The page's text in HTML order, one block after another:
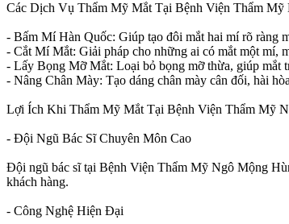
Các Dịch Vụ Thẩm Mỹ Mắt Tại Bệnh Viện Thẩm Mỹ
- Bấm Mí Hàn Quốc: Giúp tạo đôi mắt hai mí rõ ràng
- Cắt Mí Mắt: Giải pháp cho những ai có mắt một mí,
- Lấy Bọng Mỡ Mắt: Loại bỏ bọng mỡ thừa, giúp mắt
- Nâng Chân Mày: Tạo dáng chân mày cân đối, hài
Lợi Ích Khi Thẩm Mỹ Mắt Tại Bệnh Viện Thẩm Mỹ
- Đội Ngũ Bác Sĩ Chuyên Môn Cao
Đội ngũ bác sĩ tại Bệnh Viện Thẩm Mỹ Ngô Mộng
khách hàng.
- Công Nghệ Hiện Đại